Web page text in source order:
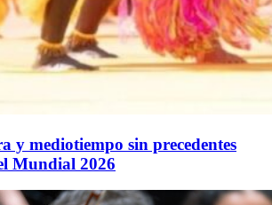
y mediotiempo sin precedentes
Mundial 2026